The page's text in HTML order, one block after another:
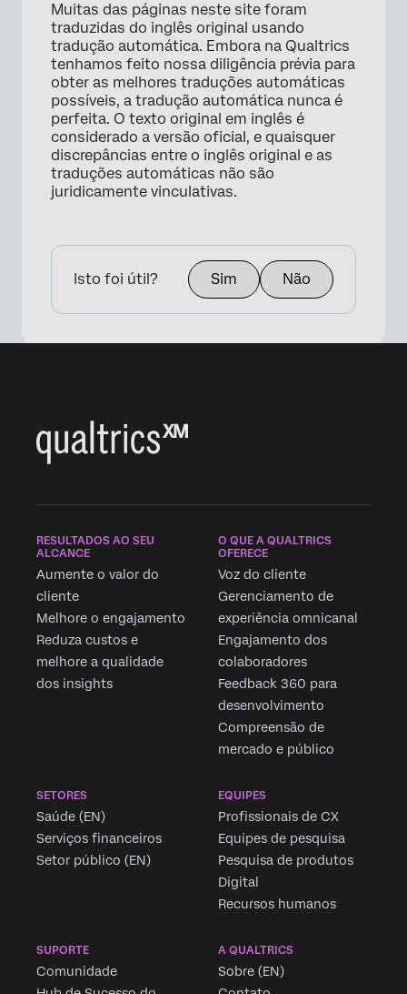
Muitas das páginas neste site foram
traduzidas do inglês original usando
tradução automática. Embora na Qualtrics
tenhamos feito nossa diligência prévia para
obter as melhores traduções automáticas
possíveis, a tradução automática nunca é
perfeita. O texto original em inglês é
considerado a versão oficial, e quaisquer
discrepâncias entre o inglês original e as
traduções automáticas não são
juridicamente vinculativas.
Isto foi útil? Sim Não
RESULTADOS AO SEU
ALCANCE
Aumente o valor do
cliente
Melhore o engajamento
Reduza custos e
melhore a qualidade
dos insights
O QUE A QUALTRICS
OFERECE
Voz do cliente
Gerenciamento de
experiência omnicanal
Engajamento dos
colaboradores
Feedback 360 para
desenvolvimento
Compreensão de
mercado e público
SETORES
Saúde (EN)
Serviços financeiros
Setor público (EN)
EQUIPES
Profissionais de CX
Equipes de pesquisa
Pesquisa de produtos
Digital
Recursos humanos
SUPORTE
Comunidade
A QUALTRICS
Sobre (EN)